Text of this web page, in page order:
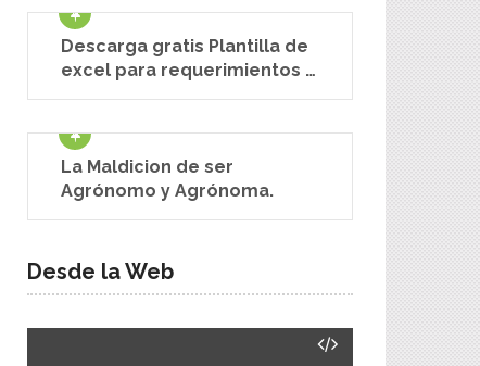
Descarga gratis Plantilla de
excel para requerimientos …
La Maldicion de ser
Agrónomo y Agrónoma.
Desde la Web